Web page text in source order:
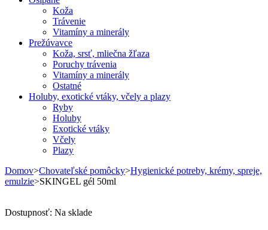
Koža
Trávenie
Vitamíny a minerály
Prežúvavce
Koža, srsť, mliečna žľaza
Poruchy trávenia
Vitamíny a minerály
Ostatné
Holuby, exotické vtáky, včely a plazy
Ryby
Holuby
Exotické vtáky
Včely
Plazy
Domov>Chovateľské pomôcky>Hygienické potreby, krémy, spreje,
emulzie>SKINGEL gél 50ml
Dostupnosť: Na sklade